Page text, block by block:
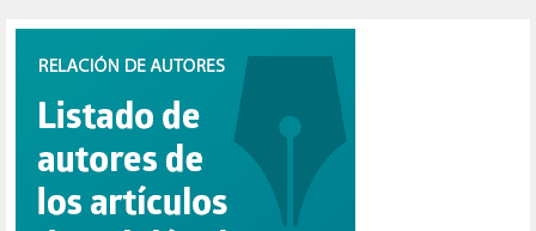
CINE (35)
COMPROMISO (2)
CONFERENCIA (1)
CONSUMO (1)
CORONAVIRUS (155)
CORRUPCIÓN (215)